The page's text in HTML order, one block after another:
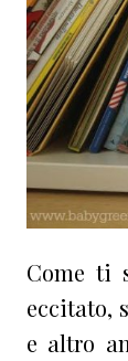
Come ti
eccitato,
e altro a